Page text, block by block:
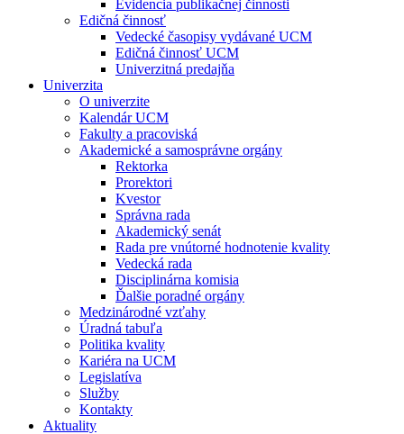
Evidencia publikačnej činnosti
Edičná činnosť
Vedecké časopisy vydávané UCM
Edičná činnosť UCM
Univerzitná predajňa
Univerzita
O univerzite
Kalendár UCM
Fakulty a pracoviská
Akademické a samosprávne orgány
Rektorka
Prorektori
Kvestor
Správna rada
Akademický senát
Rada pre vnútorné hodnotenie kvality
Vedecká rada
Disciplinárna komisia
Ďalšie poradné orgány
Medzinárodné vzťahy
Úradná tabuľa
Politika kvality
Kariéra na UCM
Legislatíva
Služby
Kontakty
Aktuality